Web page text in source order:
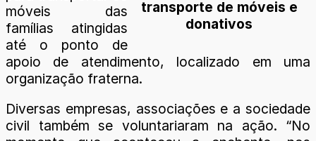
transporte de móveis e
donativos
móveis das
famílias atingidas
até o ponto de
apoio de atendimento, localizado em uma
organização fraterna.
Diversas empresas, associações e a sociedade
civil também se voluntariaram na ação. “No